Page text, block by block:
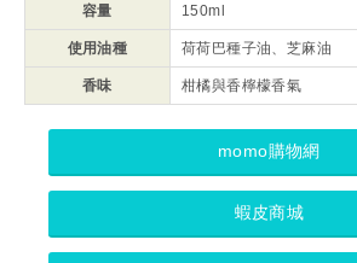
容量 150ml
使用油種 荷荷巴種子油、芝麻油
香味 柑橘與香檸檬香氣
momo購物網
蝦皮商城